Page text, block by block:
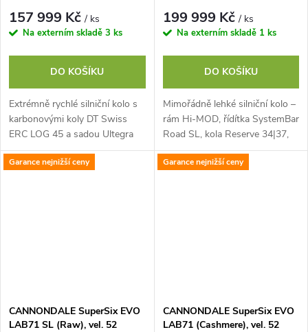
157 999 Kč/ ks
Na externím skladě 3 ks
DO KOŠÍKU
Extrémně rychlé silniční kolo s
karbonovými koly DT Swiss
ERC LOG 45 a sadou Ultegra
Di2
199 999 Kč/ ks
Na externím skladě 1 ks
DO KOŠÍKU
Mimořádně lehké silniční kolo –
rám Hi-MOD, řídítka SystemBar
Road SL, kola Reserve 34|37,
Ultegra Di2
Garance nejnižší ceny
CANNONDALE SuperSix EVO
LAB71 SL (Raw), vel. 52
Garance nejnižší ceny
CANNONDALE SuperSix EVO
LAB71 (Cashmere), vel. 52